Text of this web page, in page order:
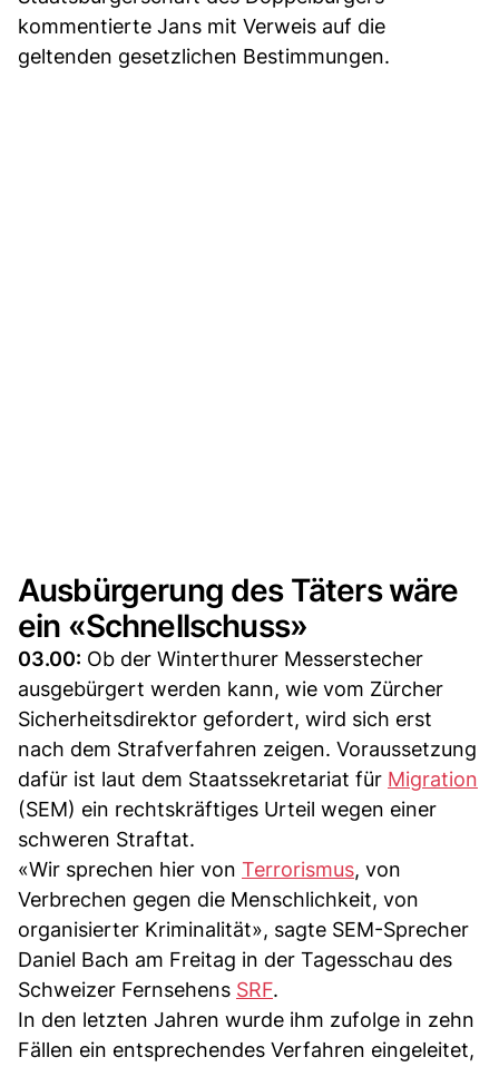
kommentierte Jans mit Verweis auf die
geltenden gesetzlichen Bestimmungen.
Ausbürgerung des Täters wäre
ein «Schnellschuss»
03.00: Ob der Winterthurer Messerstecher
ausgebürgert werden kann, wie vom Zürcher
Sicherheitsdirektor gefordert, wird sich erst
nach dem Strafverfahren zeigen. Voraussetzung
dafür ist laut dem Staatssekretariat für Migration
(SEM) ein rechtskräftiges Urteil wegen einer
schweren Straftat.
«Wir sprechen hier von Terrorismus, von
Verbrechen gegen die Menschlichkeit, von
organisierter Kriminalität», sagte SEM-Sprecher
Daniel Bach am Freitag in der Tagesschau des
Schweizer Fernsehens SRF.
In den letzten Jahren wurde ihm zufolge in zehn
Fällen ein entsprechendes Verfahren eingeleitet,